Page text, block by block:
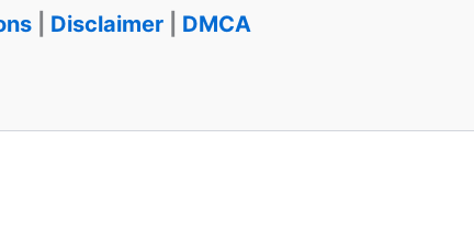
Disclaimer DMCA